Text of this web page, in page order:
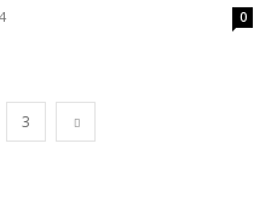
0
3